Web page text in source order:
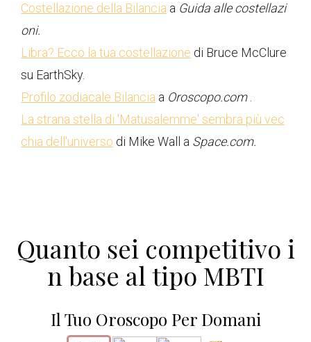
Costellazione della Bilancia a Guida alle costellazi
oni.
Libra? Ecco la tua costellazione di Bruce McClure
su EarthSky.
Profilo zodiacale Bilancia a Oroscopo.com
La strana stella di 'Matusalemme' sembra più vec
chia dell'universo di Mike Wall a Space.com.
Quanto sei competitivo i
n base al tipo MBTI
Il Tuo Oroscopo Per Domani